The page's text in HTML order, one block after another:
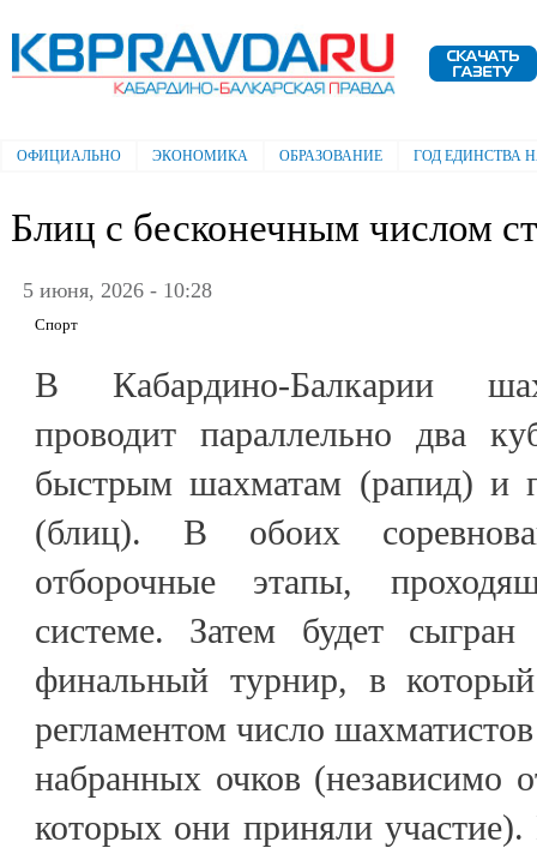
Электронная газета "Кабардино-
Балкарская правда"
Главное меню
ОФИЦИАЛЬНО ЭКОНОМИКА ОБРАЗОВАНИЕ ГОД ЕДИНСТВА
Блиц с бесконечным числом
5 июня, 2026 - 10:28
Спорт
В Кабардино-Балкарии
проводит параллельно два
быстрым шахматам (рапид) и
(блиц). В обоих
отборочные этапы,
системе. Затем будет
финальный турнир, в который
регламентом число
набранных очков (независимо
которых они приняли